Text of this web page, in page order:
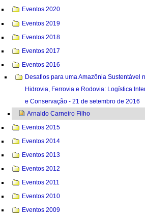
Eventos 2020
Eventos 2019
Eventos 2018
Eventos 2017
Eventos 2016
Desafios para uma Amazônia Sustentável
Hidrovia, Ferrovia e Rodovia: Logística
e Conservação - 21 de setembro de 2016
Arnaldo Carneiro Filho
Eventos 2015
Eventos 2014
Eventos 2013
Eventos 2012
Eventos 2011
Eventos 2010
Eventos 2009